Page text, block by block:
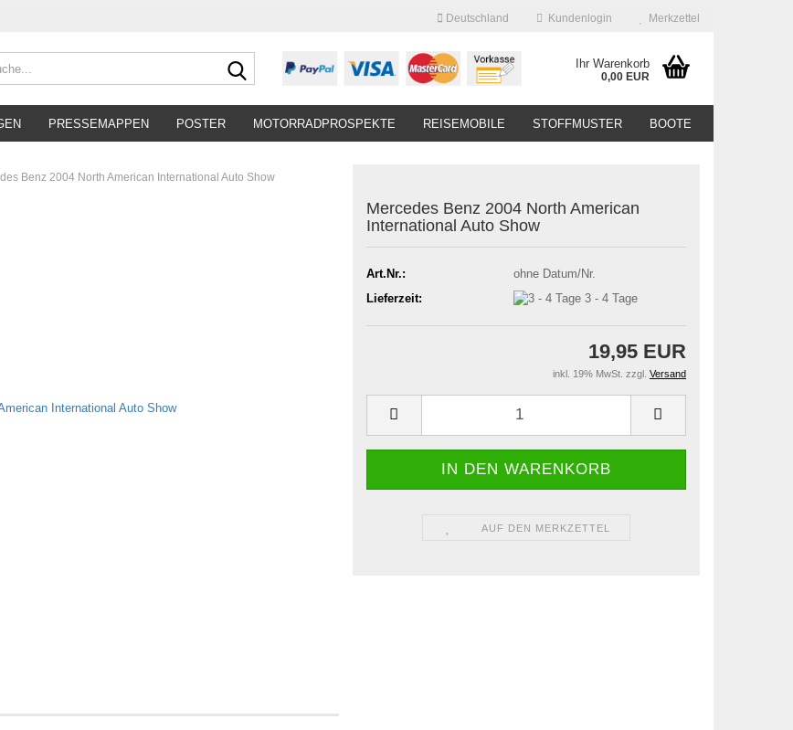
Deutschland Kundenlogin Merkzettel
Suche... Ihr Warenkorb
0,00 EUR
PRESSEMAPPEN POSTER MOTORRADPROSPEKTE REISEMOBILE STOFFMUSTER BOOTE
Benz 2004 North American International Auto Show
Mercedes Benz 2004 North American
International Auto Show
Art.Nr.:
ohne Datum/Nr.
Lieferzeit:
3 - 4 Tage
19,95 EUR
inkl. 19% MwSt. zzgl. Versand
AUF DEN MERKZETTEL